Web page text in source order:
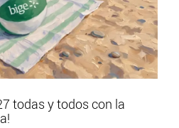
todas y todos con la